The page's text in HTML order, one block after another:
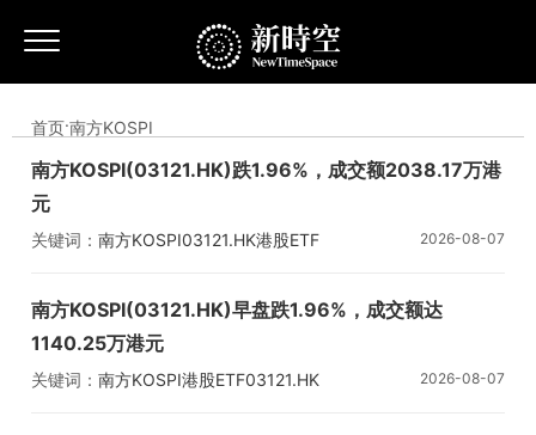
首页·南方KOSPI
南方KOSPI(03121.HK)跌1.96%，成交额2038.17万港
元
关键词： 南方KOSPI03121.HK港股ETF 2026-08-07
南方KOSPI(03121.HK)早盘跌1.96%，成交额达
1140.25万港元
关键词： 南方KOSPI港股ETF03121.HK 2026-08-07